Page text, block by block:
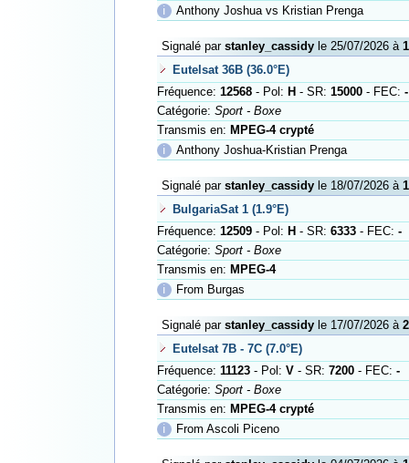
ℹ
Anthony Joshua vs Kristian Prenga
Signalé par stanley_cassidyle 25/07/2026 à
Eutelsat 36B (36.0°E)
Fréquence: 12568- Pol: H - SR: 15000- FEC: -
Catégorie: Sport - Boxe
Transmis en: MPEG-4 crypté
ℹ
Anthony Joshua-Kristian Prenga
Signalé par stanley_cassidyle 18/07/2026 à
BulgariaSat 1 (1.9°E)
Fréquence: 12509- Pol: H - SR: 6333- FEC: -
Catégorie: Sport - Boxe
Transmis en: MPEG-4
ℹ
From Burgas
Signalé par stanley_cassidyle 17/07/2026 à
Eutelsat 7B - 7C (7.0°E)
Fréquence: 11123- Pol: V- SR: 7200- FEC: -
Catégorie: Sport - Boxe
Transmis en: MPEG-4 crypté
ℹ
From Ascoli Piceno